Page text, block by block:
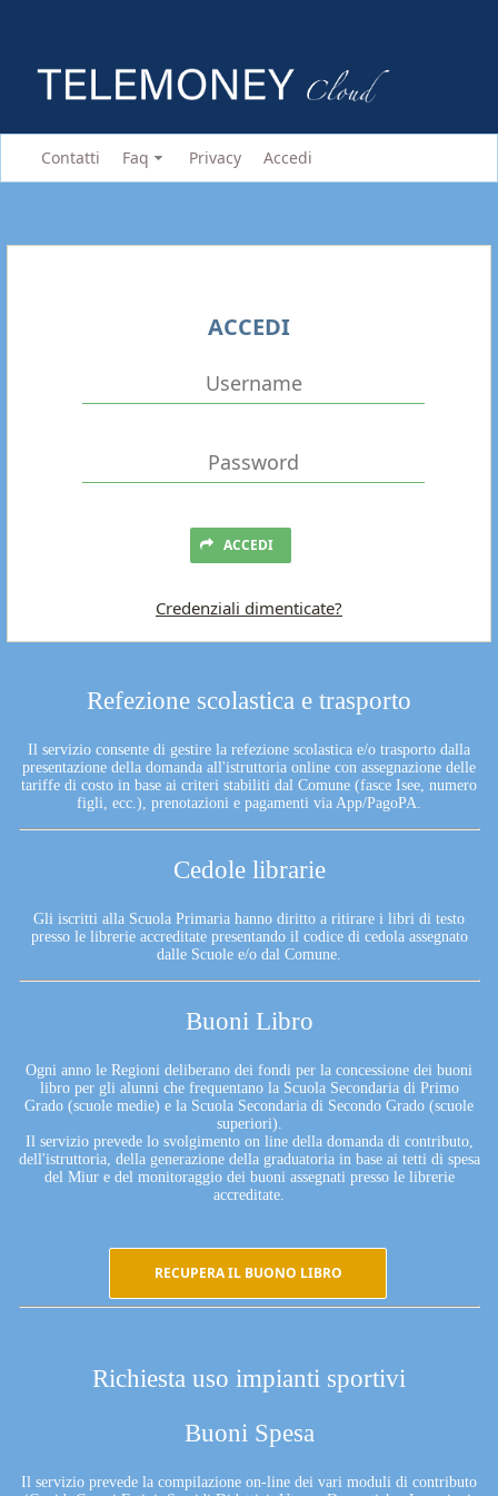
Contatti Faq Privacy Accedi
Refezione scolastica e trasporto
Il servizio consente di gestire la refezione scolastica e/o trasporto dalla
presentazione della domanda all'istruttoria online con assegnazione delle
tariffe di costo in base ai criteri stabiliti dal Comune (fasce Isee, numero
figli, ecc.), prenotazioni e pagamenti via App/PagoPA.
Cedole librarie
Gli iscritti alla Scuola Primaria hanno diritto a ritirare i libri di testo
presso le librerie accreditate presentando il codice di cedola assegnato
dalle Scuole e/o dal Comune.
Buoni Libro
Ogni anno le Regioni deliberano dei fondi per la concessione dei buoni
libro per gli alunni che frequentano la Scuola Secondaria di Primo
Grado (scuole medie) e la Scuola Secondaria di Secondo Grado (scuole
superiori).
Il servizio prevede lo svolgimento on line della domanda di contributo,
dell'istruttoria, della generazione della graduatoria in base ai tetti di spesa
del Miur e del monitoraggio dei buoni assegnati presso le librerie
accreditate.
RECUPERA IL BUONO LIBRO
Richiesta uso impianti sportivi
Buoni Spesa
Il servizio prevede la compilazione on-line dei vari moduli di contributo
ACCEDI
ACCEDI
Credenziali dimenticate?